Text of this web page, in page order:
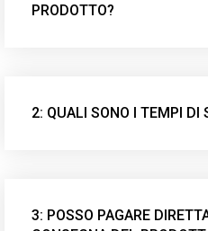
PRODOTTO?
2: QUALI SONO I TEMPI DI
3: POSSO PAGARE